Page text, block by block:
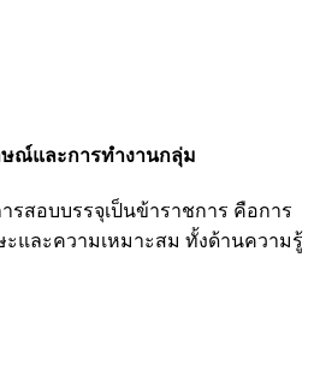
ณ์และการทำงานกลุ่ม
สอบบรรจุเป็นข้าราชการ คือการ
และความเหมาะสม ทั้งด้านความรู้